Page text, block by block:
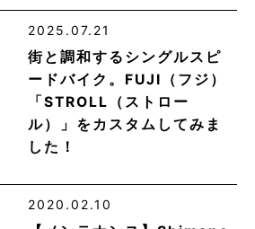
2025.07.21
街と調和するシングルスピ
ードバイク。FUJI（フジ）
「STROLL（ストロー
ル）」をカスタムしてみま
した！
2020.02.10